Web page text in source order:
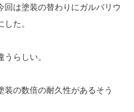
回は塗装の替わりにガルバリウ
た。
らしい。
装の数倍の耐久性があるそう